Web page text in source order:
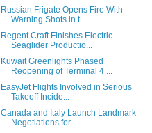
Russian Frigate Opens Fire With
Warning Shots in t...
Regent Craft Finishes Electric
Seaglider Productio...
Kuwait Greenlights Phased
Reopening of Terminal 4 ...
EasyJet Flights Involved in Serious
Takeoff Incide...
Canada and Italy Launch Landmark
Negotiations for ...